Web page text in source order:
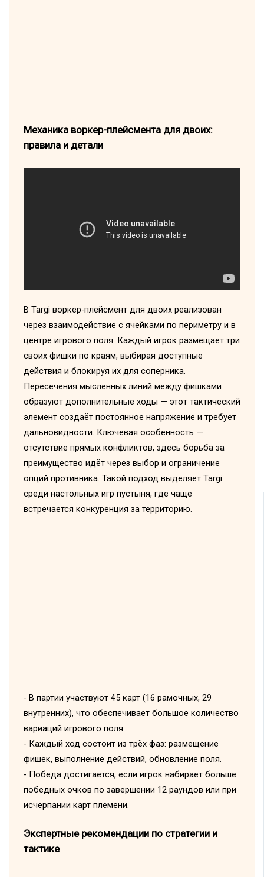
Механика воркер-плейсмента для двоих:
правила и детали
В Targi воркер-плейсмент для двоих реализован
через взаимодействие с ячейками по периметру и в
центре игрового поля. Каждый игрок размещает три
своих фишки по краям, выбирая доступные
действия и блокируя их для соперника.
Пересечения мысленных линий между фишками
образуют дополнительные ходы — этот тактический
элемент создаёт постоянное напряжение и требует
дальновидности. Ключевая особенность —
отсутствие прямых конфликтов, здесь борьба за
преимущество идёт через выбор и ограничение
опций противника. Такой подход выделяет Targi
среди настольных игр пустыня, где чаще
встречается конкуренция за территорию.
- В партии участвуют 45 карт (16 рамочных, 29
внутренних), что обеспечивает большое количество
вариаций игрового поля.
- Каждый ход состоит из трёх фаз: размещение
фишек, выполнение действий, обновление поля.
- Победа достигается, если игрок набирает больше
победных очков по завершении 12 раундов или при
исчерпании карт племени.
Экспертные рекомендации по стратегии и
тактике